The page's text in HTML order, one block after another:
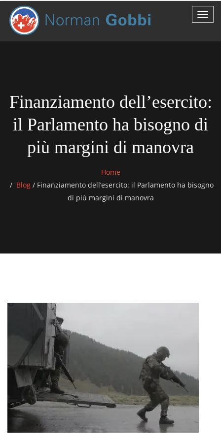
Finanziamento dell’esercito:
il Parlamento ha bisogno di
più margini di manovra
Home
Blog / Finanziamento dell’esercito: il Parlamento ha bisogno
di più margini di manovra